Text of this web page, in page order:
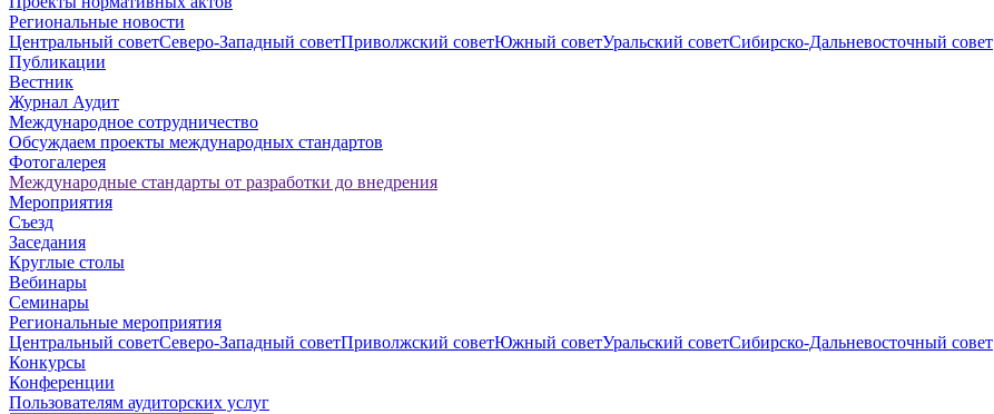
Региональные новости
Центральный советСеверо-Западный советПриволжский советЮжный советУральский советСибирско-Дальневосточный совет
Публикации
Вестник
Журнал Аудит
Международное сотрудничество
Обсуждаем проекты международных стандартов
Фотогалерея
Международные стандарты от разработки до внедрения
Мероприятия
Съезд
Заседания
Круглые столы
Вебинары
Семинары
Региональные мероприятия
Центральный советСеверо-Западный советПриволжский советЮжный советУральский советСибирско-Дальневосточный совет
Конкурсы
Конференции
Пользователям аудиторских услуг